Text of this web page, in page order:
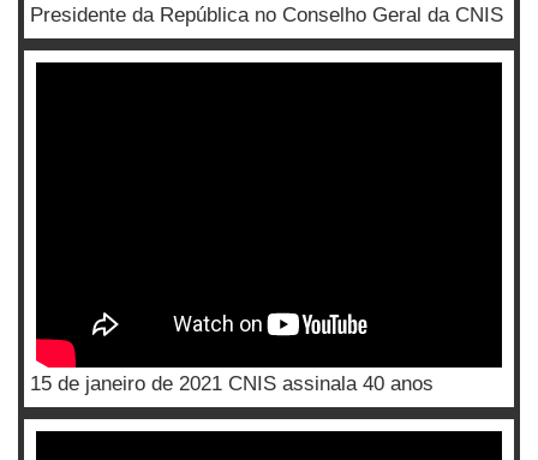
Presidente da República no Conselho Geral da CNIS
15 de janeiro de 2021 CNIS assinala 40 anos